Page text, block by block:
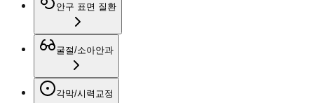
안구 표면 질환
굴절/소아안과
각막/시력교정